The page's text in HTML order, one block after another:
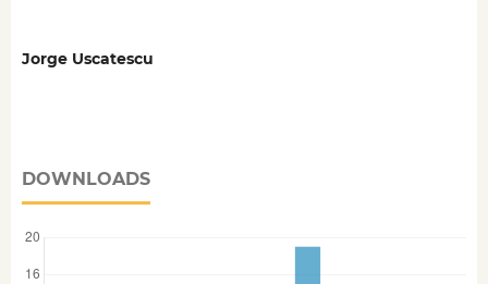
Jorge Uscatescu
DOWNLOADS